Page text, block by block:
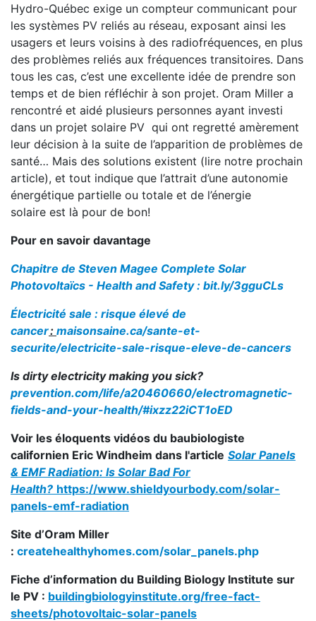
Hydro-Québec exige un compteur communicant pour
les systèmes PV reliés au réseau, exposant ainsi les
usagers et leurs voisins à des radiofréquences, en plus
des problèmes reliés aux fréquences transitoires. Dans
tous les cas, c’est une excellente idée de prendre son
temps et de bien réfléchir à son projet. Oram Miller a
rencontré et aidé plusieurs personnes ayant investi
dans un projet solaire PV qui ont regretté amèrement
leur décision à la suite de l’apparition de problèmes de
santé… Mais des solutions existent (lire notre prochain
article), et tout indique que l’attrait d’une autonomie
énergétique partielle ou totale et de l’énergie
solaire est là pour de bon!
Pour en savoir davantage
Chapitre de Steven Magee Complete Solar
Photovoltaïcs - Health and Safety : bit.ly/3gguCLs
Électricité sale : risque élevé de
cancer: maisonsaine.ca/sante-et-
securite/electricite-sale-risque-eleve-de-cancers
Is dirty electricity making you sick?
prevention.com/life/a20460660/electromagnetic-
fields-and-your-health/#ixzz22iCT1oED
Voir les éloquents vidéos du baubiologiste
californien Eric Windheim dans l'article Solar Panels
& EMF Radiation: Is Solar Bad For
Health? https://www.shieldyourbody.com/solar-
panels-emf-radiation
Site d’Oram Miller
: createhealthyhomes.com/solar_panels.php
Fiche d’information du Building Biology Institute sur
le PV : buildingbiologyinstitute.org/free-fact-
sheets/photovoltaic-solar-panels